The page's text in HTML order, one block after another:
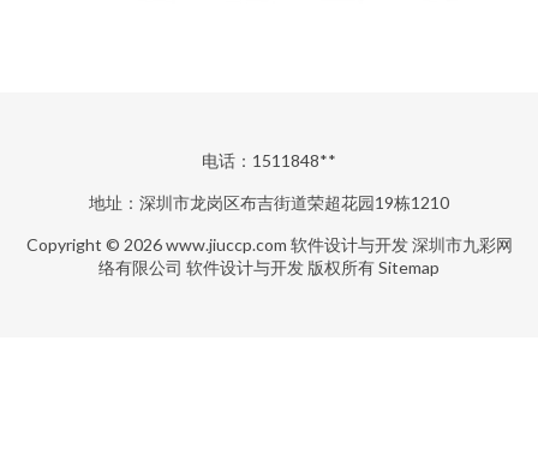
电话：1511848**
地址：深圳市龙岗区布吉街道荣超花园19栋1210
Copyright © 2026www.jiuccp.com 软件设计与开发 深圳市九彩网
络有限公司 软件设计与开发 版权所有Sitemap